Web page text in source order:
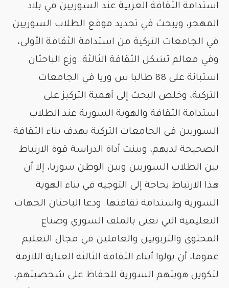
استدامة الثقافة العربية عند السوريين في بلاد
المهجر، ويبحث في تحديد موقع الطلاب السوريين
في الجامعات التركية من استدامة الثقافة الأولى،
وفي معالم تشكل الثقافة الثالثة. وزع الباحثان
استبانة على 88 طالبا س وريا في الجامعات
التركية، وخلص البحث إلى أهمية التركيز على
استدامة الثقافة والهوية السورية عند الطلاب
السوريين في الجامعات التركية بهدف بناء الثقافة
الصحيحة لديهم، وبينت أداة الدراسة قوة الارتباط
بين الطلاب السوريين وبين الوطن سوريا، إلا أن
هذا الارتباط بحاجة إلى التوجيه في بناء الهوية
السورية واستدامة ثقافتها. ودعا الباحثان الجهات
التعليمية التي تعنى بالملف السوري وصناع
المحتوى والتربويين والعاملين في مجال التعليم
عموما، أن يولوا أبناء الثقافة الثالثة العناية اللازمة
لتكوين هويتهم السورية للحفاظ على شخصيتهم،